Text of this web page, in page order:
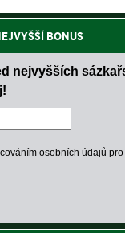
BONUS
nejvyšších
osobních údajů